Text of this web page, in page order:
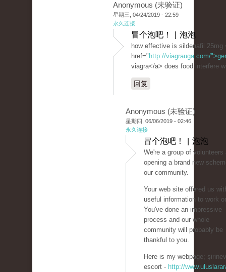
Anonymous (未验证)
星期三, 04/24/2019 - 22:59
永久连接
冒个泡吧！ | 泡泡
how effective is sildenafil 25mg
href=" http://viagrauga.com/
viagra</a> does food interfere
回复
Anonymous (未验证)
星期四, 06/06/2019 - 02:46
永久连接
冒个泡吧！ | 泡泡
We're a group of volunteers
opening a brand new
our community.
Your web site offered us
useful information to work
You've done an impressive
process and our whole
community will probably be
thankful to you.
Here is my webpage;
escort - http://